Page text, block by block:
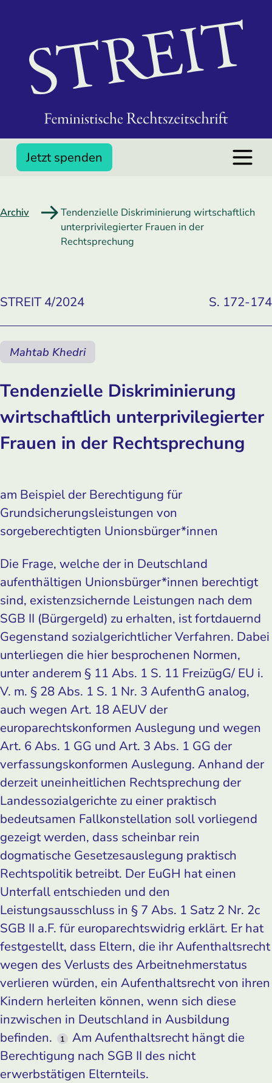
Jetzt spenden
Archiv
Tendenzielle Diskriminierung wirtschaftlich
unterprivilegierter Frauen in der
Rechtsprechung
STREIT 4/2024 S. 172-174
Mahtab Khedri
Tendenzielle Diskriminierung
wirtschaftlich unterprivilegierter
Frauen in der Rechtsprechung
am Beispiel der Berechtigung für
Grundsicherungsleistungen von
sorgeberechtigten Unionsbürger*innen
Die Frage, welche der in Deutschland
aufenthältigen Unionsbürger*innen berechtigt
sind, existenzsichernde Leistungen nach dem
SGB II (Bürgergeld) zu erhalten, ist fortdauernd
Gegenstand sozialgerichtlicher Verfahren. Dabei
unterliegen die hier besprochenen Normen,
unter anderem § 11 Abs. 1 S. 11 FreizügG/ EU i.
V. m. § 28 Abs. 1 S. 1 Nr. 3 AufenthG analog,
auch wegen Art. 18 AEUV der
europarechtskonformen Auslegung und wegen
Art. 6 Abs. 1 GG und Art. 3 Abs. 1 GG der
verfassungskonformen Auslegung. Anhand der
derzeit uneinheitlichen Rechtsprechung der
Landessozialgerichte zu einer praktisch
bedeutsamen Fallkonstellation soll vorliegend
gezeigt werden, dass scheinbar rein
dogmatische Gesetzesauslegung praktisch
Rechtspolitik betreibt. Der EuGH hat einen
Unterfall entschieden und den
Leistungsausschluss in § 7 Abs. 1 Satz 2 Nr. 2c
SGB II a.F. für europarechtswidrig erklärt. Er hat
festgestellt, dass Eltern, die ihr Aufenthaltsrecht
wegen des Verlusts des Arbeitnehmerstatus
verlieren würden, ein Aufenthaltsrecht von ihren
Kindern herleiten können, wenn sich diese
inzwischen in Deutschland in Ausbildung
befinden.
1
Am Aufenthaltsrecht hängt die
Berechtigung nach SGB II des nicht
erwerbstätigen Elternteils.